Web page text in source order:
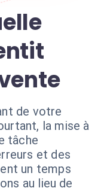
de votre
la mise à
tâche
et des
un temps
au lieu de